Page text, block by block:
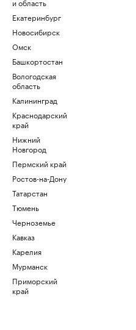
Екатеринбург
Новосибирск
Омск
Башкортостан
Вологодская
область
Калининград
Краснодарский
край
Нижний
Новгород
Пермский край
Ростов-на-Дону
Татарстан
Тюмень
Черноземье
Кавказ
Карелия
Мурманск
Приморский
край